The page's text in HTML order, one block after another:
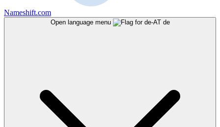
Nameshift.com
Open language menu de